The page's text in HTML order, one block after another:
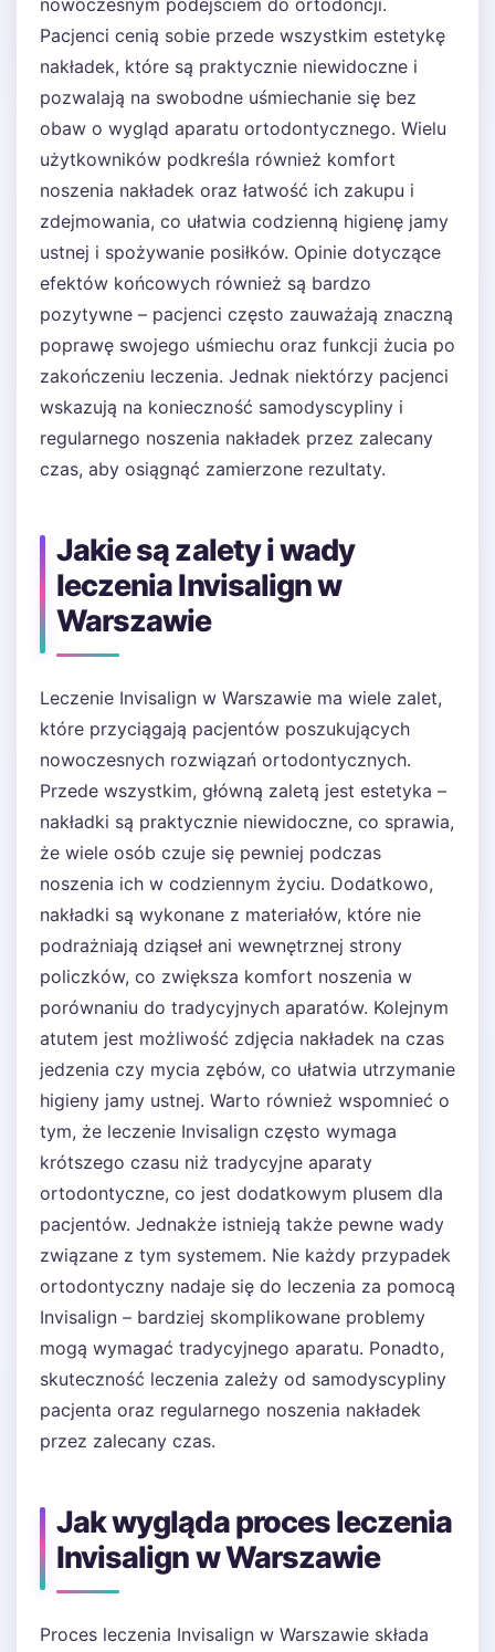
Pacjenci cenią sobie przede wszystkim estetykę
nakładek, które są praktycznie niewidoczne i
pozwalają na swobodne uśmiechanie się bez
obaw o wygląd aparatu ortodontycznego. Wielu
użytkowników podkreśla również komfort
noszenia nakładek oraz łatwość ich zakupu i
zdejmowania, co ułatwia codzienną higienę jamy
ustnej i spożywanie posiłków. Opinie dotyczące
efektów końcowych również są bardzo
pozytywne – pacjenci często zauważają znaczną
poprawę swojego uśmiechu oraz funkcji żucia po
zakończeniu leczenia. Jednak niektórzy pacjenci
wskazują na konieczność samodyscypliny i
regularnego noszenia nakładek przez zalecany
czas, aby osiągnąć zamierzone rezultaty.
Jakie są zalety i wady
leczenia Invisalign w
Warszawie
Leczenie Invisalign w Warszawie ma wiele zalet,
które przyciągają pacjentów poszukujących
nowoczesnych rozwiązań ortodontycznych.
Przede wszystkim, główną zaletą jest estetyka –
nakładki są praktycznie niewidoczne, co sprawia,
że wiele osób czuje się pewniej podczas
noszenia ich w codziennym życiu. Dodatkowo,
nakładki są wykonane z materiałów, które nie
podrażniają dziąseł ani wewnętrznej strony
policzków, co zwiększa komfort noszenia w
porównaniu do tradycyjnych aparatów. Kolejnym
atutem jest możliwość zdjęcia nakładek na czas
jedzenia czy mycia zębów, co ułatwia utrzymanie
higieny jamy ustnej. Warto również wspomnieć o
tym, że leczenie Invisalign często wymaga
krótszego czasu niż tradycyjne aparaty
ortodontyczne, co jest dodatkowym plusem dla
pacjentów. Jednakże istnieją także pewne wady
związane z tym systemem. Nie każdy przypadek
ortodontyczny nadaje się do leczenia za pomocą
Invisalign – bardziej skomplikowane problemy
mogą wymagać tradycyjnego aparatu. Ponadto,
skuteczność leczenia zależy od samodyscypliny
pacjenta oraz regularnego noszenia nakładek
przez zalecany czas.
Jak wygląda proces leczenia
Invisalign w Warszawie
Proces leczenia Invisalign w Warszawie składa